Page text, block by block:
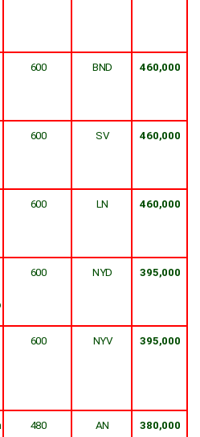
600 BND 460,000
600 SV 460,000
600 LN 460,000
600 NYD 395,000
600 NYV 395,000
480 AN 380,000